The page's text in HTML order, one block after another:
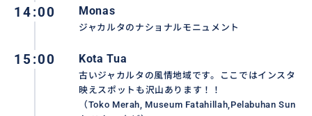
14:00 Monas
ジャカルタのナショナルモニュメント
15:00 Kota Tua
古いジャカルタの風情地域です。ここではインスタ
映えスポットも沢山あります！！
（Toko Merah, Museum Fatahillah,Pelabuhan Sun